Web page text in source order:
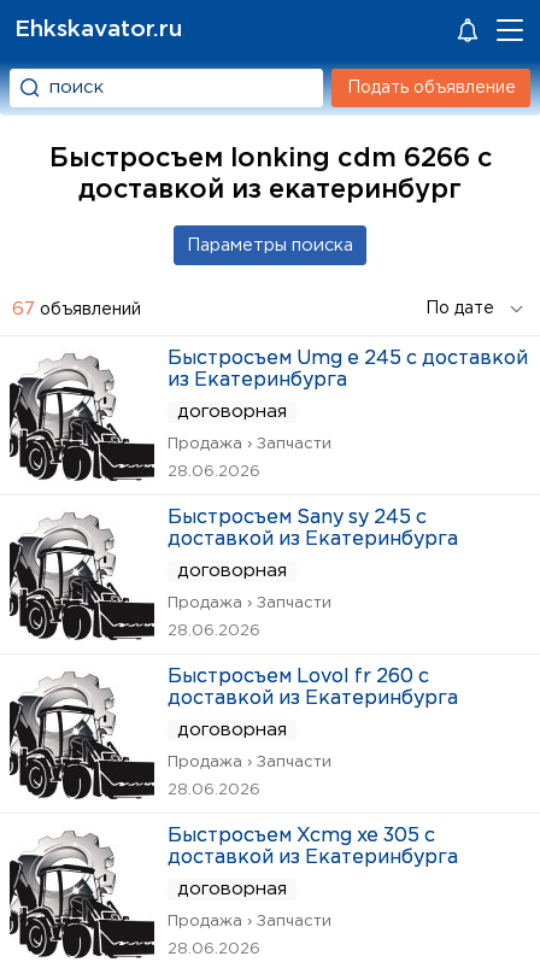
Ehkskavator.ru
Подать объявление
Быстросъем lonking cdm 6266 с
доставкой из екатеринбург
67 объявлений
Быстросъем Umg e 245 с доставкой
из Екатеринбурга
договорная
Продажа › Запчасти
28.06.2026
Быстросъем Sany sy 245 с
доставкой из Екатеринбурга
договорная
Продажа › Запчасти
28.06.2026
Быстросъем Lovol fr 260 с
доставкой из Екатеринбурга
договорная
Продажа › Запчасти
28.06.2026
Быстросъем Xcmg xe 305 с
доставкой из Екатеринбурга
договорная
Продажа › Запчасти
28.06.2026